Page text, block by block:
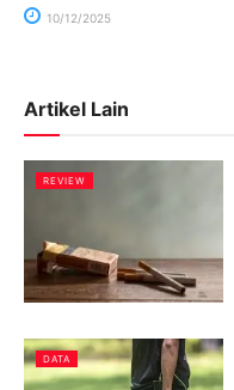
10/12/2025
Artikel Lain
REVIEW
DATA